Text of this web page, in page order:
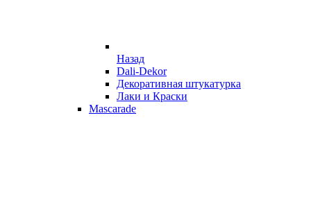
Назад
Dali-Dekor
Декоративная штукатурка
Лаки и Краски
Mascarade